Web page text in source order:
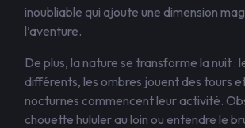
inoubliable qui ajoute une dimension
l’aventure.
De plus, la nature se transforme la nuit :
différents, les ombres jouent des tours
nocturnes commencent leur activité.
chouette hululer au loin ou entendre le